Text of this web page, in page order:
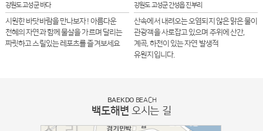
강원도 고성군 바다
시원한 바닷바람을 만나보자 ! 아름다운
천혜의 자연과 함께 물살을 가르며 달리는
짜릿하고 스릴있는 레포츠를 즐겨보세요
강원도 고성군 간성읍 진부리
산속에서 내려오는 오염되지 않은 맑은 물이
관광객을 사로잡고 있으며 주위에 산간,
계곡, 하천이 있는 자연 발생적
유원지입니다.
BAEKDOBEACH
백도해변 오시는 길